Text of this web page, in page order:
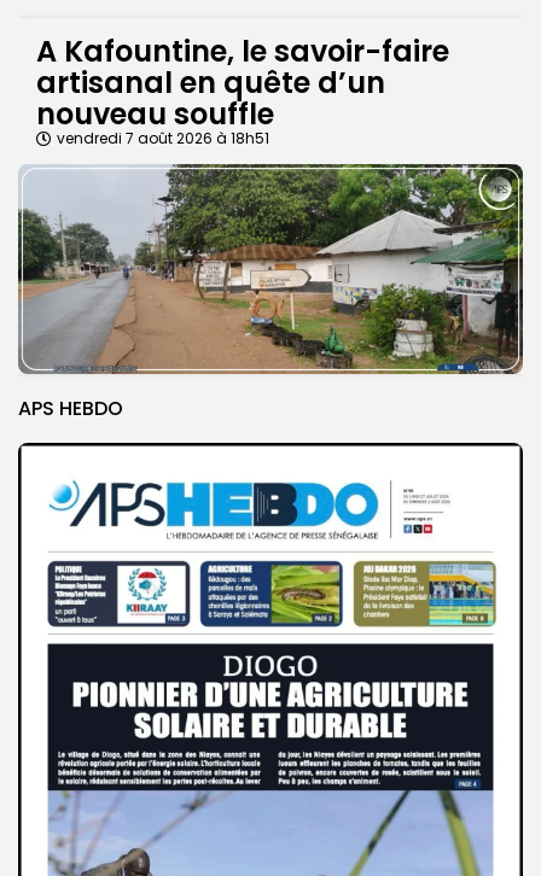
A Kafountine, le savoir-faire
artisanal en quête d’un
nouveau souffle
vendredi 7 août 2026 à 18h51
APS HEBDO